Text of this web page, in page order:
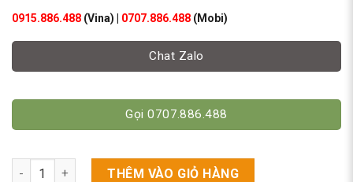
0915.886.488 (Vina) | 0707.886.488 (Mobi)
Chat Zalo
Gọi 0707.886.488
Xe Nâng Điện Cầm Tay 1.5 Tấn Cũ - Bình Ắc Quy Mới 100% số
THÊM VÀO GIỎ HÀNG